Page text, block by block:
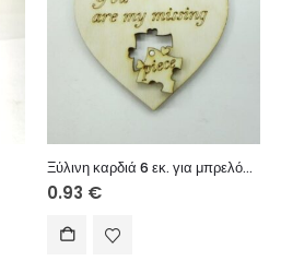
Ξύλινη καρδιά 6 εκ. για μπρελόκ με διάτρητο παζλ
0.93 €